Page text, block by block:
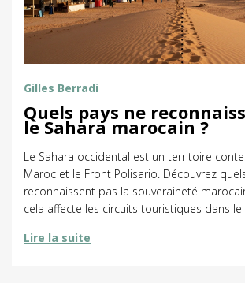
Gilles Berradi
Quels pays ne
le Sahara marocain ?
Le Sahara occidental est un territoire
Maroc et le Front Polisario. Découvrez
reconnaissent pas la souveraineté
cela affecte les circuits touristiques dans
Lire la suite